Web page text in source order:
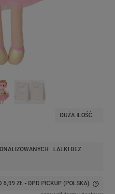
DUŻA ILOŚĆ
| LALKI BEZ
6,99 ZŁ - DPD PICKUP (POLSKA)
KOSZTÓW PŁATNOŚCI